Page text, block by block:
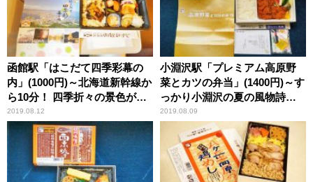
函館駅「はこだて四季彩幕の
内」(1000円)～北海道新幹線か
ら10分！ 四季折々の景色が楽
しめる大沼国定公園！
2019.08.12
小淵沢駅「プレミアム高原野
菜とカツの弁当」(1400円)～す
っかり小淵沢の夏の風物詩！
プレミアムなカツ弁当
2019.08.09